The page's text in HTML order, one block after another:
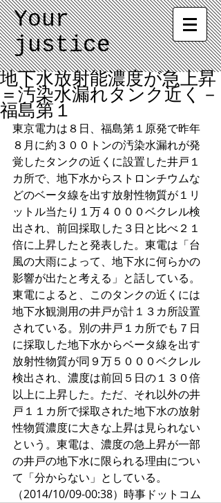
Your
justice
地下水放射能濃度が急上昇
＝汚染水漏れタンク近く－
福島第１
東京電力は８日、福島第１原発で昨年
８月に約３００トンの汚染水漏れが発
覚したタンクの近くに設置した井戸１
カ所で、地下水からストロンチウムな
どのベータ線を出す放射性物質が１リ
ットル当たり１万４０００ベクレル検
出され、前回採取した３日と比べ２１
倍に上昇したと発表した。東電は「台
風の大雨によって、地下水に何らかの
影響が出たと考える」と話している。
東電によると、このタンクの近くには
地下水観測用の井戸が計１３カ所設置
されている。別の井戸１カ所でも７日
に採取した地下水からベータ線を出す
放射性物質が同９万５０００ベクレル
検出され、濃度は前回５日の１３０倍
以上に上昇した。ただ、それ以外の井
戸１１カ所で採取された地下水の放射
性物質濃度に大きな上昇は見られない
という。東電は、濃度の急上昇が一部
の井戸の地下水に限られる理由につい
て「分からない」としている。
（2014/10/09-00:38）時事ドットコム